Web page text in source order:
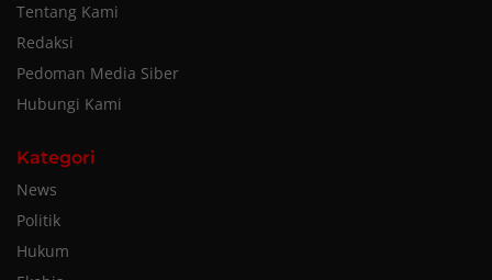
Tentang Kami
Redaksi
Pedoman Media Siber
Hubungi Kami
Kategori
News
Politik
Hukum